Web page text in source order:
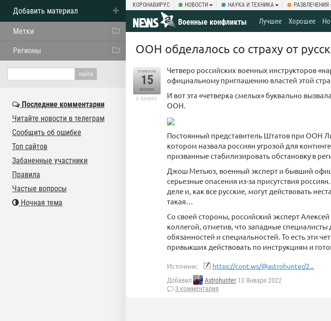
КОРОНАВИРУС НОВОСТИ НАУКА И ТЕХНИКА РАЗВЛЕЧЕНИЯ
Военные конфликты Лучшее Хорошее
ООН обделалось со страху от
отметили
15
человек
в архиве
Четверо российских военных инструкторов
официальному приглашению властей этой
И вот эта «четверка смелых» буквально
ООН.
Постоянный представитель Штатов при ООН
котором назвала россиян угрозой для
призванные стабилизировать обстановку в
Джош Метьюз, военный эксперт и бывший
серьезные опасения из-за присутствия
деле и, как все русские, могут действовать
такая…
Со своей стороны, российский эксперт
коллегой, отметив, что западные
обязанностей и специальностей. То есть эти
привыкших действовать по инструкциям и
Источник: https://cont.ws/@astrohunter/2...
Добавил Astrohunter 13 Января 2022
3 комментария
Добавить материал
Метки
Регионы
Последние комментарии
Читайте новости в телеграм
Сообщить об ошибке
Топ сайтов
Забаненные участники
Правила
Частые вопросы
Ночная тема